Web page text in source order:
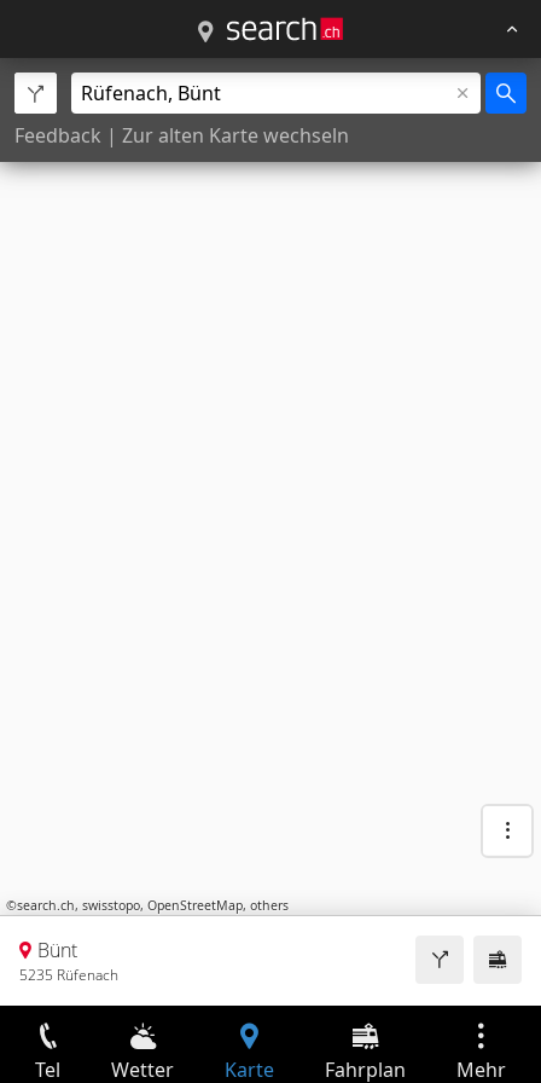
Feedback | Zur alten Karte wechseln
©search.ch, swisstopo, OpenStreetMap, others
Bünt
5235 Rüfenach
Tel Wetter Karte Fahrplan Mehr